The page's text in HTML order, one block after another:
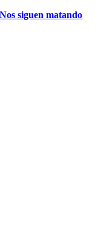
Nos siguen matando